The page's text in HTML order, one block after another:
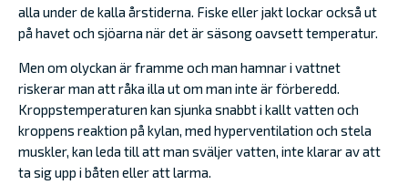
alla under de kalla årstiderna. Fiske eller jakt lockar också ut
på havet och sjöarna när det är säsong oavsett temperatur.
Men om olyckan är framme och man hamnar i vattnet
riskerar man att råka illa ut om man inte är förberedd.
Kroppstemperaturen kan sjunka snabbt i kallt vatten och
kroppens reaktion på kylan, med hyperventilation och stela
muskler, kan leda till att man sväljer vatten, inte klarar av att
ta sig upp i båten eller att larma.